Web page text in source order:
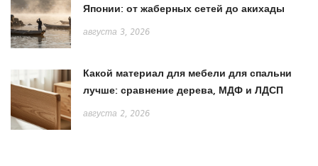
Японии: от жаберных сетей до акихады
августа 3, 2026
Какой материал для мебели для спальни
лучше: сравнение дерева, МДФ и ЛДСП
августа 2, 2026